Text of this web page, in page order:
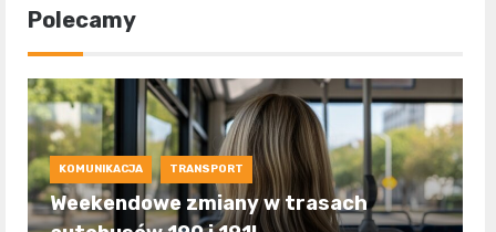
Polecamy
KOMUNIKACJA TRANSPORT
Weekendowe zmiany w trasach